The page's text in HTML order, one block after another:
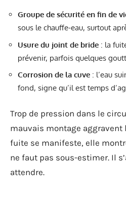
Groupe de sécurité en fin de
sous le chauffe-eau, surtout
Usure du joint de bride : la
prévenir, parfois quelques
Corrosion de la cuve : l’eau
fond, signe qu’il est temps
Trop de pression dans le
mauvais montage aggravent
fuite se manifeste, elle
ne faut pas sous-estimer. Il
attendre.